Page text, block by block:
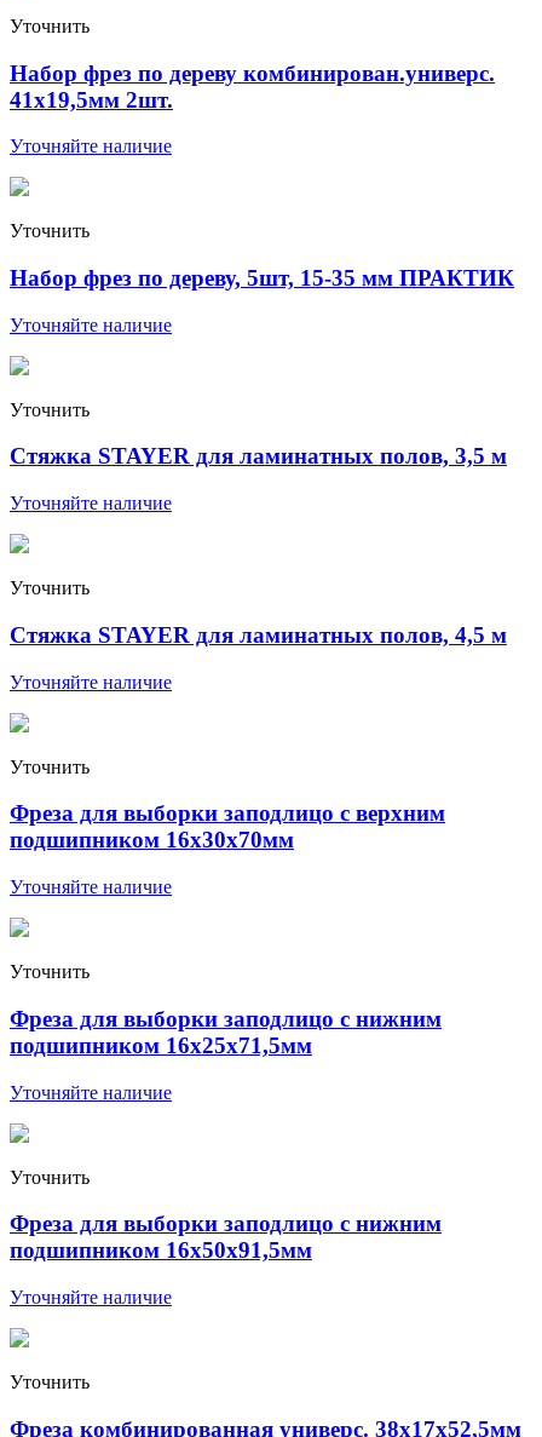
Уточнить
Набор фрез по дереву комбинирован.универс.
41х19,5мм 2шт.
Уточняйте наличие
Уточнить
Набор фрез по дереву, 5шт, 15-35 мм ПРАКТИК
Уточняйте наличие
Уточнить
Стяжка STAYER для ламинатных полов, 3,5 м
Уточняйте наличие
Уточнить
Стяжка STAYER для ламинатных полов, 4,5 м
Уточняйте наличие
Уточнить
Фреза для выборки заподлицо с верхним
подшипником 16х30х70мм
Уточняйте наличие
Уточнить
Фреза для выборки заподлицо с нижним
подшипником 16х25х71,5мм
Уточняйте наличие
Уточнить
Фреза для выборки заподлицо с нижним
подшипником 16х50х91,5мм
Уточняйте наличие
Уточнить
Фреза комбинированная универс. 38х17х52,5мм